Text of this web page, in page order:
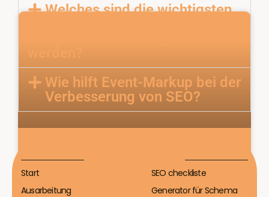
Welches sind die wichtigsten
Wie hilft Event-Markup bei der
Verbesserung von SEO?
Start
Ausarbeitung
SEO checkliste
Generator für Schema